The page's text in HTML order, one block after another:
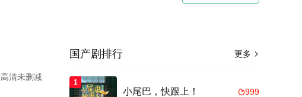
清未删减
更多 
国产剧排行
1
999
小尾巴，快跟上！